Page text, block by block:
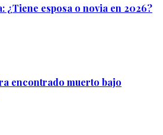
¿Tiene esposa o novia en 2026?
encontrado muerto bajo